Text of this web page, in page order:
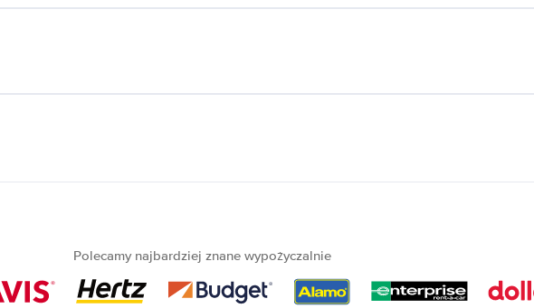
Polecamy najbardziej znane wypożyczalnie